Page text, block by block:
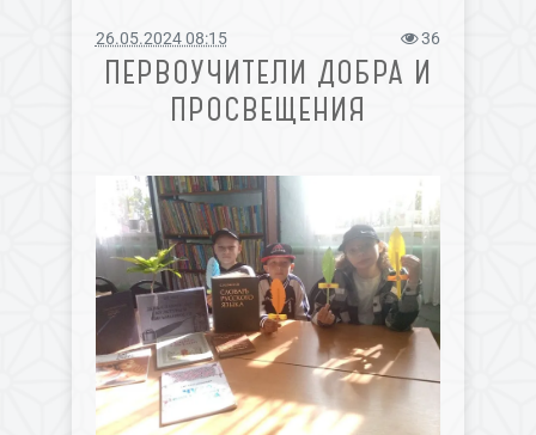
26.05.2024 08:15 36
ПЕРВОУЧИТЕЛИ ДОБРА И
ПРОСВЕЩЕНИЯ